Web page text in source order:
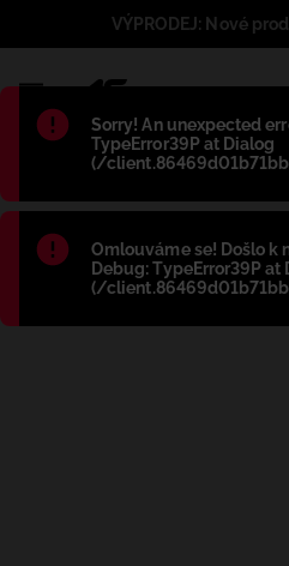
Błąd:
Sorry! An unexpected
TypeError39P at Dialog
(/
Błąd:
Omlouváme se! Došlo k
Debug: TypeError39P at
(/
VÝPRODEJ: Nové